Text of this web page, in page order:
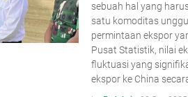
sebuah hal yang
satu komoditas
permintaan ekspor
Pusat Statistik, nilai
fluktuasi yang
ekspor ke China